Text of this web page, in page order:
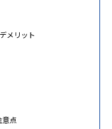
メリット
意点